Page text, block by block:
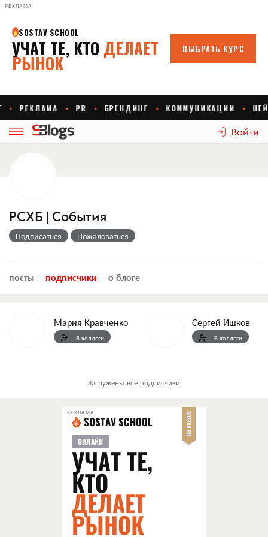
РЕКЛАМА
Войти
РСХБ | События
Подписаться Пожаловаться
посты подписчики о блоге
Мария Кравченко
В коллеги
Сергей Ишков
В коллеги
Загружены все подписчики
РЕКЛАМА